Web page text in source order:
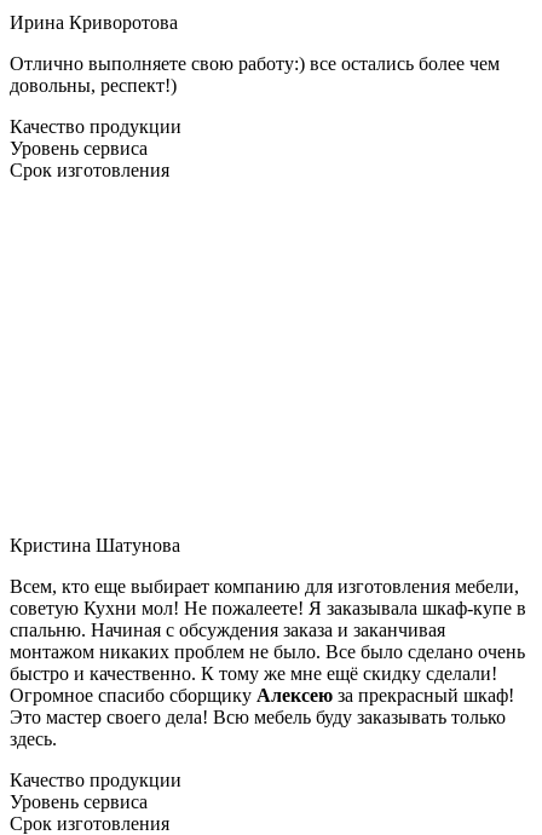
Ирина Криворотова
Отлично выполняете свою работу:) все остались более чем
довольны, респект!)
Качество продукции
Уровень сервиса
Срок изготовления
Кристина Шатунова
Всем, кто еще выбирает компанию для изготовления мебели,
советую Кухни мол! Не пожалеете! Я заказывала шкаф-купе в
спальню. Начиная с обсуждения заказа и заканчивая
монтажом никаких проблем не было. Все было сделано очень
быстро и качественно. К тому же мне ещё скидку сделали!
Огромное спасибо сборщику Алексею за прекрасный шкаф!
Это мастер своего дела! Всю мебель буду заказывать только
здесь.
Качество продукции
Уровень сервиса
Срок изготовления